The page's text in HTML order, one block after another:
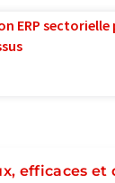
ERP
efficaces et